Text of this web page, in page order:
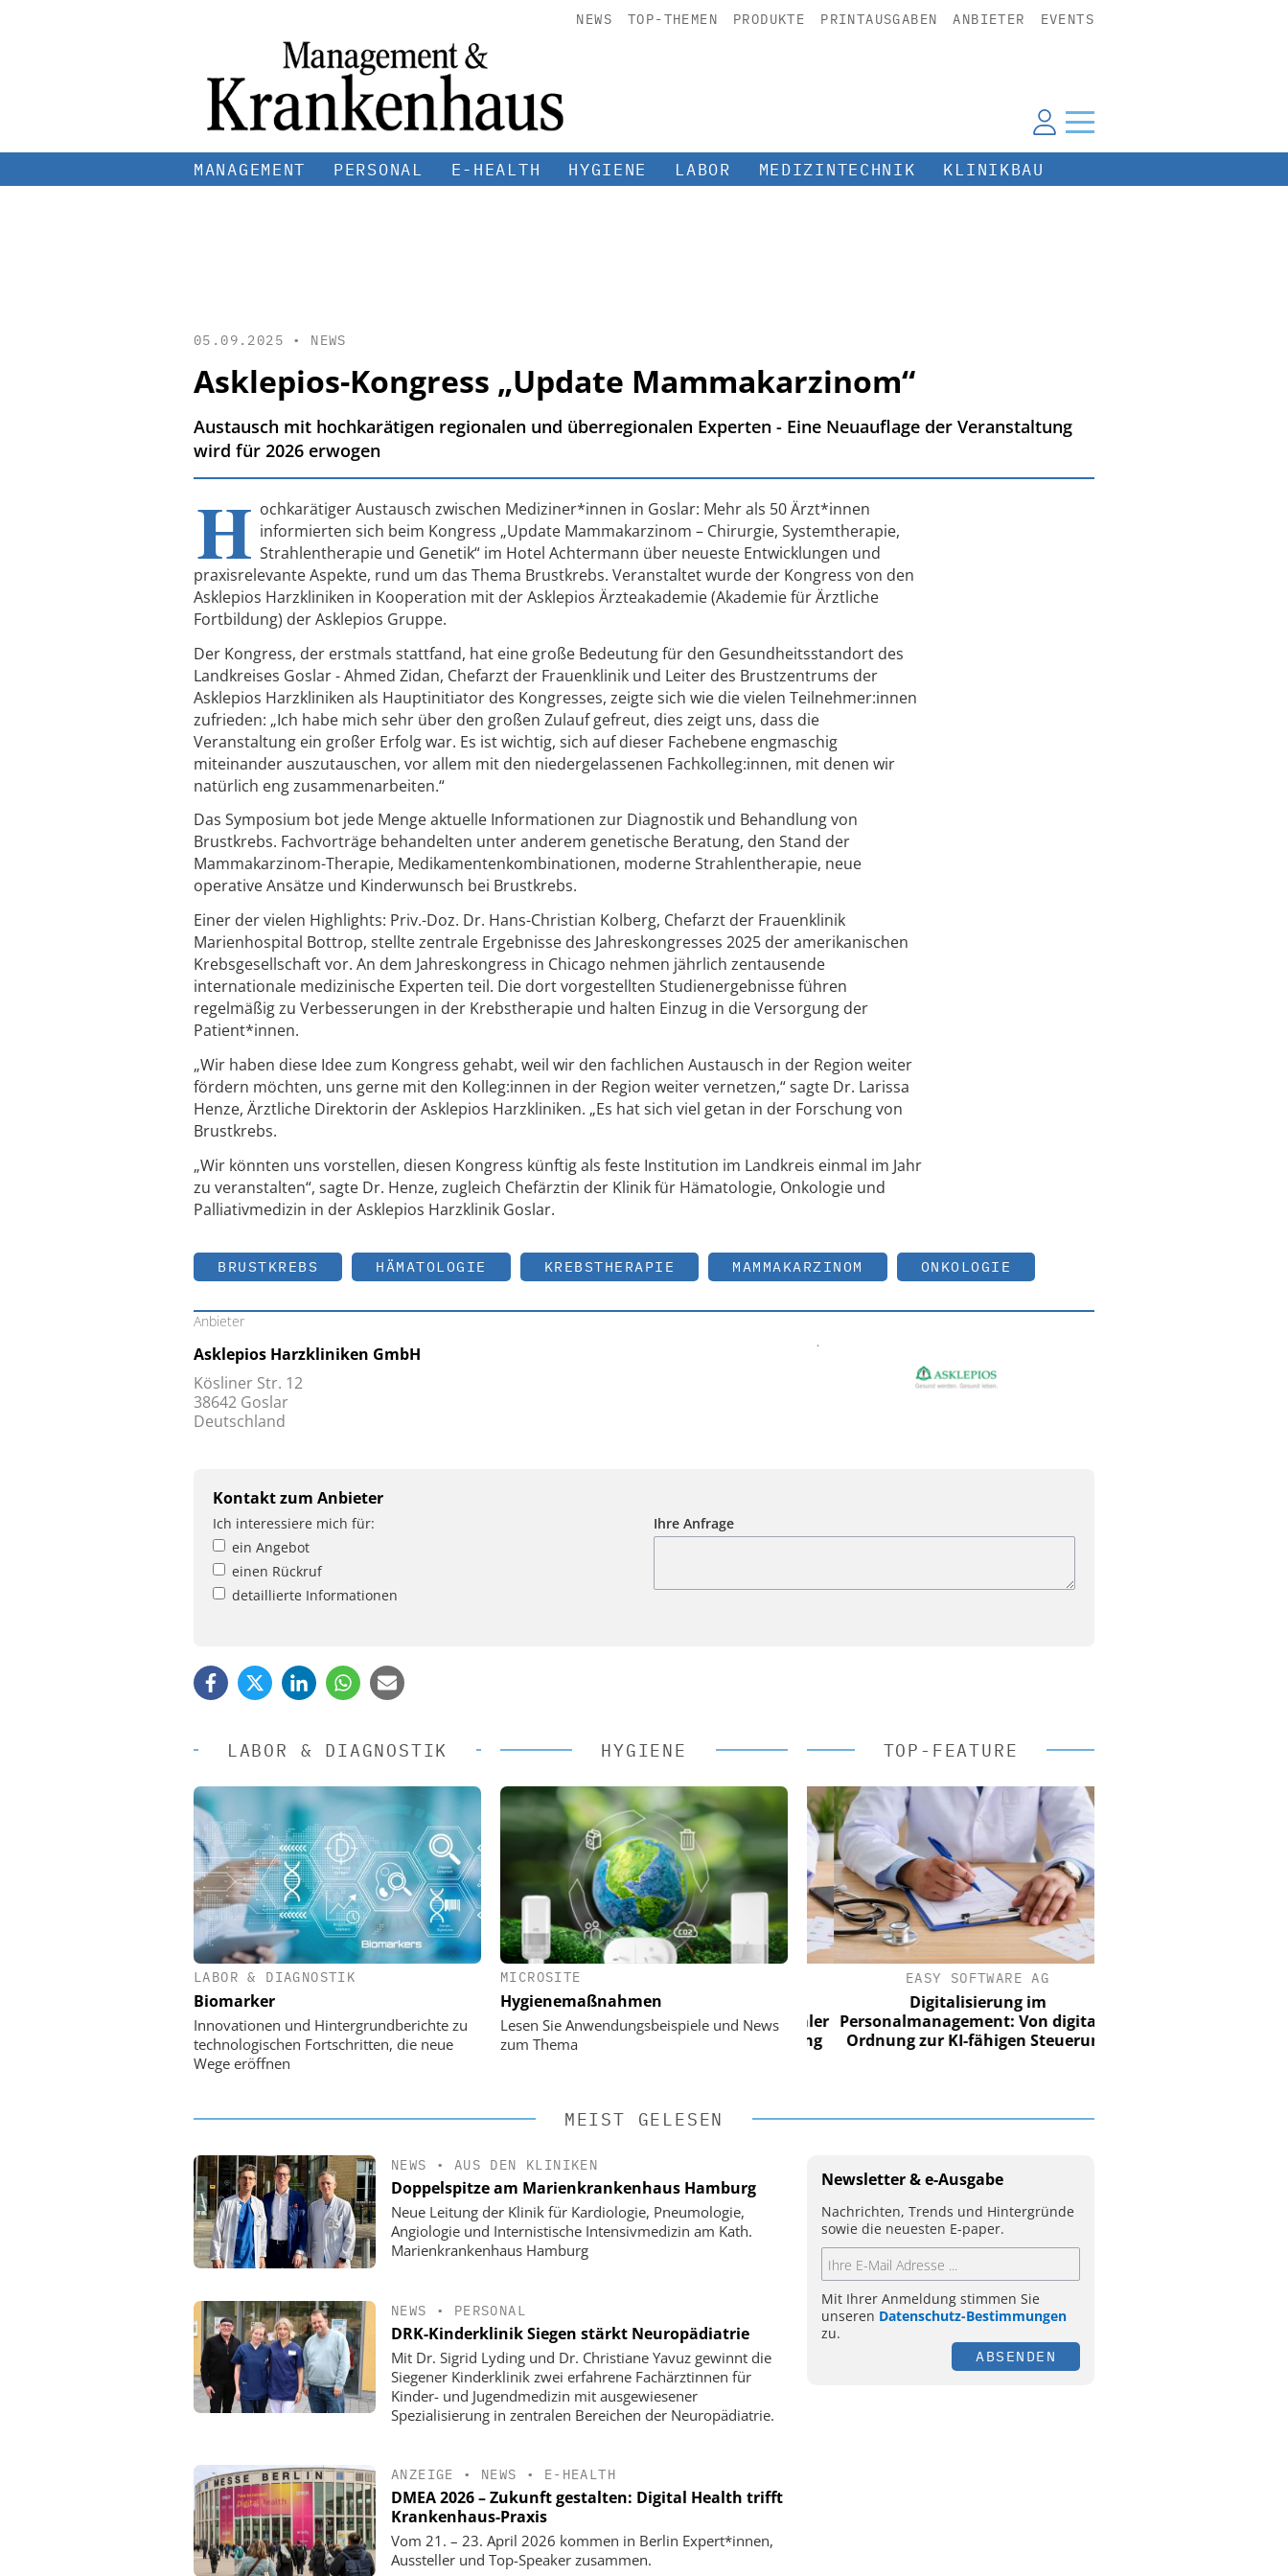
NEWS TOP-THEMEN PRODUKTE PRINTAUSGABEN ANBIETER EVENTS
MANAGEMENT PERSONAL E-HEALTH HYGIENE LABOR MEDIZINTECHNIK KLINIKBAU
05.09.2025 • NEWS
Asklepios-Kongress „Update Mammakarzinom“
Austausch mit hochkarätigen regionalen und überregionalen Experten - Eine Neuauflage der Veranstaltung
wird für 2026 erwogen
H ochkarätiger Austausch zwischen Mediziner*innen in Goslar: Mehr als 50 Ärzt*innen
informierten sich beim Kongress „Update Mammakarzinom – Chirurgie, Systemtherapie,
Strahlentherapie und Genetik“ im Hotel Achtermann über neueste Entwicklungen und
praxisrelevante Aspekte, rund um das Thema Brustkrebs. Veranstaltet wurde der Kongress von den
Asklepios Harzkliniken in Kooperation mit der Asklepios Ärzteakademie (Akademie für Ärztliche
Fortbildung) der Asklepios Gruppe.
Der Kongress, der erstmals stattfand, hat eine große Bedeutung für den Gesundheitsstandort des
Landkreises Goslar - Ahmed Zidan, Chefarzt der Frauenklinik und Leiter des Brustzentrums der
Asklepios Harzkliniken als Hauptinitiator des Kongresses, zeigte sich wie die vielen Teilnehmer:innen
zufrieden: „Ich habe mich sehr über den großen Zulauf gefreut, dies zeigt uns, dass die
Veranstaltung ein großer Erfolg war. Es ist wichtig, sich auf dieser Fachebene engmaschig
miteinander auszutauschen, vor allem mit den niedergelassenen Fachkolleg:innen, mit denen wir
natürlich eng zusammenarbeiten.“
Das Symposium bot jede Menge aktuelle Informationen zur Diagnostik und Behandlung von
Brustkrebs. Fachvorträge behandelten unter anderem genetische Beratung, den Stand der
Mammakarzinom-Therapie, Medikamentenkombinationen, moderne Strahlentherapie, neue
operative Ansätze und Kinderwunsch bei Brustkrebs.
Einer der vielen Highlights: Priv.-Doz. Dr. Hans-Christian Kolberg, Chefarzt der Frauenklinik
Marienhospital Bottrop, stellte zentrale Ergebnisse des Jahreskongresses 2025 der amerikanischen
Krebsgesellschaft vor. An dem Jahreskongress in Chicago nehmen jährlich zentausende
internationale medizinische Experten teil. Die dort vorgestellten Studienergebnisse führen
regelmäßig zu Verbesserungen in der Krebstherapie und halten Einzug in die Versorgung der
Patient*innen.
„Wir haben diese Idee zum Kongress gehabt, weil wir den fachlichen Austausch in der Region weiter
fördern möchten, uns gerne mit den Kolleg:innen in der Region weiter vernetzen,“ sagte Dr. Larissa
Henze, Ärztliche Direktorin der Asklepios Harzkliniken. „Es hat sich viel getan in der Forschung von
Brustkrebs.
„Wir könnten uns vorstellen, diesen Kongress künftig als feste Institution im Landkreis einmal im Jahr
zu veranstalten“, sagte Dr. Henze, zugleich Chefärztin der Klinik für Hämatologie, Onkologie und
Palliativmedizin in der Asklepios Harzklinik Goslar.
BRUSTKREBS HÄMATOLOGIE KREBSTHERAPIE MAMMAKARZINOM ONKOLOGIE
Anbieter
Asklepios Harzkliniken GmbH
Kösliner Str. 12
38642 Goslar
Deutschland
Kontakt zum Anbieter
Ich interessiere mich für:
ein Angebot
einen Rückruf
detaillierte Informationen
Ihre Anfrage
LABOR & DIAGNOSTIK
LABOR & DIAGNOSTIK
Biomarker
Innovationen und Hintergrundberichte zu
technologischen Fortschritten, die neue
Wege eröffnen
HYGIENE
MICROSITE
Hygienemaßnahmen
Lesen Sie Anwendungsbeispiele und News
zum Thema
TOP-FEATURE
EASY SOFTWARE AG
Personalmanagement: Von digitaler
Ordnung zur KI-fähigen Steuerung
Digitalisierung im
Personalmanagement: Von digitaler
Ordnung zur KI-fähigen Steuerung
EASY SOFTWARE AG
Digitalisierung im
Personalmanagement: Von digitaler
Ordnung zur KI-fähigen Steuerung
MEIST GELESEN
NEWS • AUS DEN KLINIKEN
Doppelspitze am Marienkrankenhaus Hamburg
Neue Leitung der Klinik für Kardiologie, Pneumologie,
Angiologie und Internistische Intensivmedizin am Kath.
Marienkrankenhaus Hamburg
NEWS • PERSONAL
DRK-Kinderklinik Siegen stärkt Neuropädiatrie
Mit Dr. Sigrid Lyding und Dr. Christiane Yavuz gewinnt die
Siegener Kinderklinik zwei erfahrene Fachärztinnen für
Kinder- und Jugendmedizin mit ausgewiesener
Spezialisierung in zentralen Bereichen der Neuropädiatrie.
ANZEIGE • NEWS • E-HEALTH
DMEA 2026 – Zukunft gestalten: Digital Health trifft
Krankenhaus-Praxis
Vom 21. – 23. April 2026 kommen in Berlin Expert*innen,
Aussteller und Top-Speaker zusammen.
Newsletter & e-Ausgabe
Nachrichten, Trends und Hintergründe
sowie die neuesten E-paper.
Mit Ihrer Anmeldung stimmen Sie
unseren Datenschutz-Bestimmungen
zu.
ABSENDEN